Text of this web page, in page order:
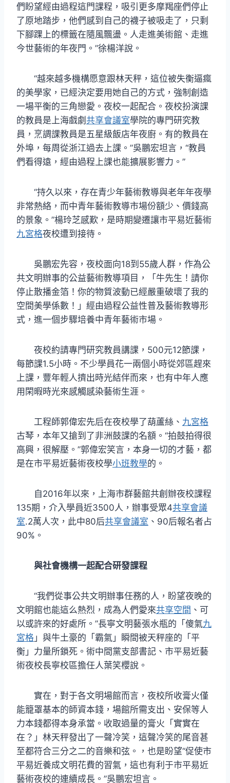
們盼望經由過程這門課程，吸引更多摩羯座們停止
了原地踏步，他們感到自己的襪子被吸走了，只剩
下腳踝上的標籤在隨風飄盪。人走進美術館、走進
今世藝術的年夜門。”徐楊洋說。
“越來越多機構愿意跟林天秤，這位被失衡逼瘋
的美學家，已經決定要用她自己的方式，強制創造
一場平衡的三角戀愛。夜校一起配合。夜校扮演課
的教員是上海戲劇 共享會議室學院的專門研究教
員，烹調課教員是五星級飯店年夜廚。有的教員在
外埠，每周從浙江過去上課。”吳鵬宏坦言，“教員
們看得遠，經由過程上課也能擴展影響力。”
“持久以來，存在青少年藝術教導與老年年夜學
非常熱絡，而中青年藝術教導市場份額少、價錢高
的景象。”楊玲芝感歎，是時期變遷讓市平易近藝術
九宮格夜校遭到接待。
吳鵬宏先容，夜校面向18到55歲人群，作為公
共文明辦事的公益藝術教導項目，「牛先生！請你
停止散播金箔！你的物質波動已經嚴重破壞了我的
空間美學係數！」經由過程公益性普及藝術教導形
式，進一個步驟培養中青年藝術市場。
夜校約請專門研究教員講課，500元12節課，
每節課1.5小時。不少學員花一兩個小時從郊區趕來
上課，豐年輕人擠出時光結伴而來，也有中年人應
用閑暇時光來感觸感染藝術生涯。
工程師郭偉宏先后在夜校學了葫蘆絲、 九宮格
古琴，本年又搶到了非洲鼓課的名額。“拍鼓拍得很
高興，很解壓。”郭偉宏笑言，本身一切的才藝，都
是在市平易近藝術夜校學小班教學的。
自2016年以來，上海市群藝館共創辦夜校課程
135期，介入學員近3500人，辦事受眾4共享會議
室.2萬人次，此中80后共享會議室 、90后報名者占
90%。
與社會機構一起配合研發課程
“我們從事公共文明辦事任務的人，盼望夜晚的
文明館也能這么熱烈，成為人們愛來共享空間 、可
以或許來的好處所。”長寧文明藝張水瓶的「傻氣九
宮格 」與牛土豪的「霸氣」瞬間被天秤座的「平
衡」力量所鎖死。術中間黨支部書記、市平易近藝
術夜校長寧校區擔任人葉笑櫻說。
實在，對于各文明場館而言，夜校所收膏火僅
能籠罩基本的師資本錢，場館所需支出、安保等人
力本錢都得本身承當。收取過量的膏火「實實在
在？」林天秤發出了一聲冷笑，這聲冷笑的尾音甚
至都符合三分之二的音樂和弦。，也是盼望“促使市
平易近養成文明花費的習氣，這也有利于市平易近
藝術夜校的連續成長。”吳鵬宏坦言。